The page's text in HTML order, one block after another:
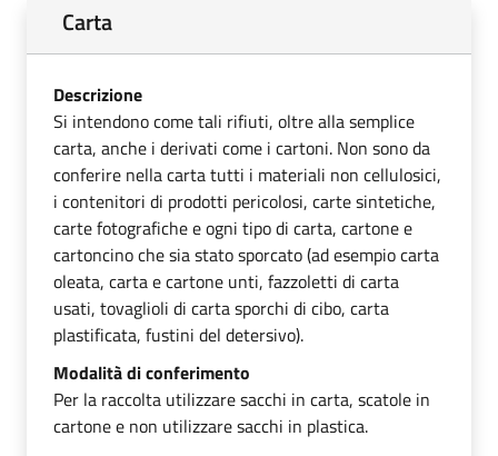
Carta
Descrizione
Si intendono come tali rifiuti, oltre alla semplice
carta, anche i derivati come i cartoni. Non sono da
conferire nella carta tutti i materiali non cellulosici,
i contenitori di prodotti pericolosi, carte sintetiche,
carte fotografiche e ogni tipo di carta, cartone e
cartoncino che sia stato sporcato (ad esempio carta
oleata, carta e cartone unti, fazzoletti di carta
usati, tovaglioli di carta sporchi di cibo, carta
plastificata, fustini del detersivo).
Modalità di conferimento
Per la raccolta utilizzare sacchi in carta, scatole in
cartone e non utilizzare sacchi in plastica.